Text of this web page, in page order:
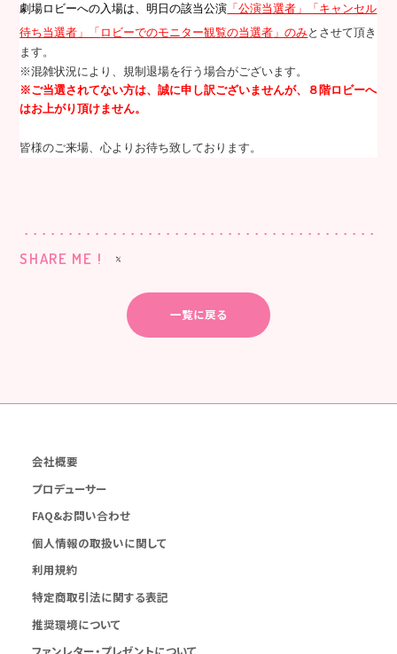
劇場ロビーへの入場は、明日の該当公演 「公演当選者」「キャンセル
待ち当選者」「 ロビーでのモニター観覧の当選者 」のみとさせて頂き
ます。
※混雑状況により、規制退場を行う場合がございます。
※ご当選されてない方は、誠に申し訳ございませんが、８階ロビーへ
はお上がり頂けません。
皆様のご来場、心よりお待ち致しております。
SHARE ME !
一覧に戻る
会社概要
プロデューサー
FAQ&お問い合わせ
個人情報の取扱いに関して
利用規約
特定商取引法に関する表記
推奨環境について